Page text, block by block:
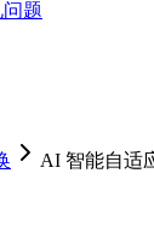
题
AI 智能自适